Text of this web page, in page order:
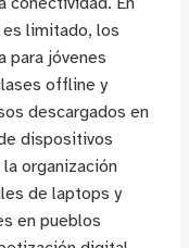
limitado, los
para jóvenes
offline y
descargados en
dispositivos
organización
de laptops y
en pueblos